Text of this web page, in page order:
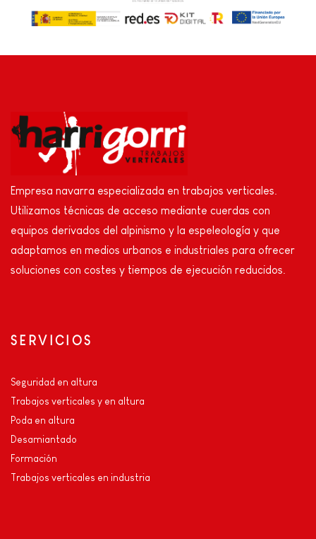
Empresa navarra especializada en trabajos verticales.
Utilizamos técnicas de acceso mediante cuerdas con
equipos derivados del alpinismo y la espeleología y que
adaptamos en medios urbanos e industriales para ofrecer
soluciones con costes y tiempos de ejecución reducidos.
SERVICIOS
Seguridad en altura
Trabajos verticales y en altura
Poda en altura
Desamiantado
Formación
Trabajos verticales en industria